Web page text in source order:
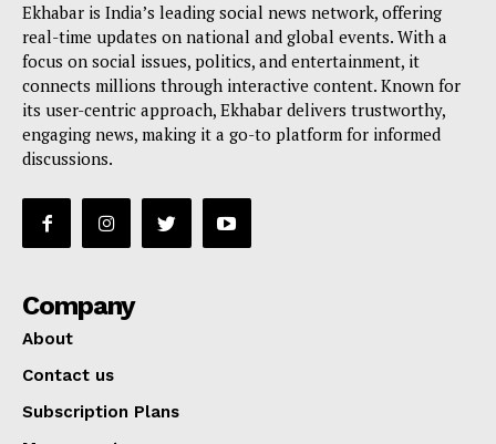
Ekhabar is India’s leading social news network, offering
real-time updates on national and global events. With a
focus on social issues, politics, and entertainment, it
connects millions through interactive content. Known for
its user-centric approach, Ekhabar delivers trustworthy,
engaging news, making it a go-to platform for informed
discussions.
Company
About
Contact us
Subscription Plans